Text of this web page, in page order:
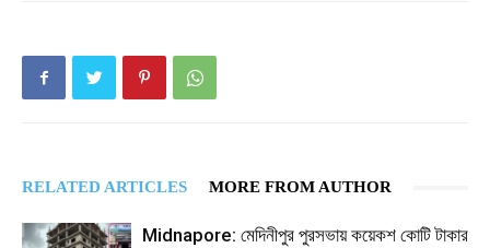
RELATED ARTICLES MORE FROM AUTHOR
Midnapore: মেদিনীপুর পুরসভায় কয়েকশ কোটি টাকার